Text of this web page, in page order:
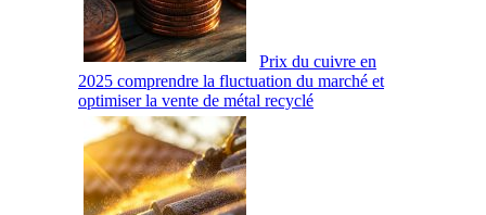
Prix du cuivre en
2025 comprendre la fluctuation du marché et
optimiser la vente de métal recyclé